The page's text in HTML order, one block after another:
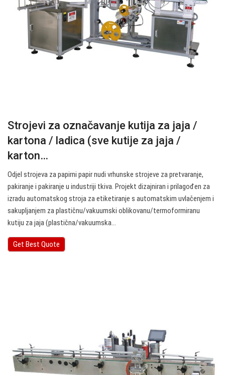
Strojevi za označavanje kutija za jaja /
kartona / ladica (sve kutije za jaja /
karton…
Odjel strojeva za papirni papir nudi vrhunske strojeve za pretvaranje,
pakiranje i pakiranje u industriji tkiva. Projekt dizajniran i prilagođen za
izradu automatskog stroja za etiketiranje s automatskim uvlačenjem i
sakupljanjem za plastičnu/vakuumski oblikovanu/termoformiranu
kutiju za jaja (plastična/vakuumska…
Get Best Quote